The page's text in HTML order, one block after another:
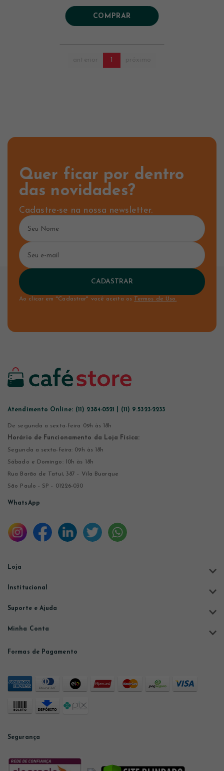
COMPRAR
1
Quer ficar por dentro
das novidades?
Cadastre-se na nossa newsletter.
CADASTRAR
Ao clicar em "Cadastrar" você aceita os Termos de Uso.
Atendimento Online: (11) 2384-0521 | (11) 9.5323-2233
De segunda a sexta-feira 09h às 18h
Horário de Funcionamento da Loja Física:
Segunda a sexta-feira: 09h às 18h
Sábado e Domingo: 10h às 18h
Rua Barão de Tatuí, 387 - Vila Buarque
São Paulo - SP - 01226-030
WhatsApp
Loja
Institucional
Suporte e Ajuda
Minha Conta
Formas de Pagamento
Segurança